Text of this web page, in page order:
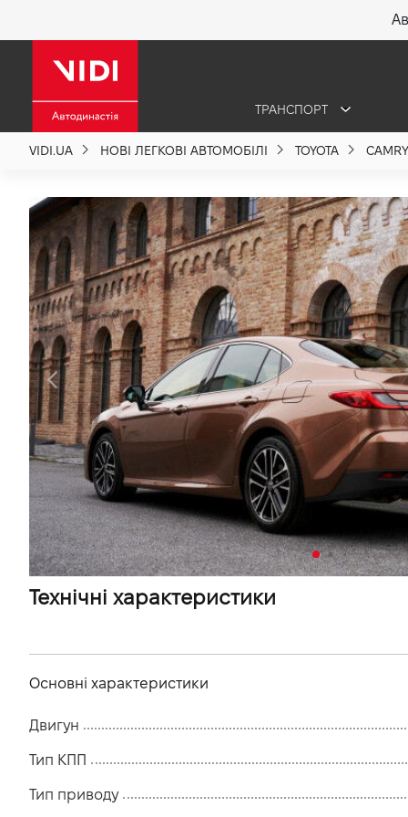
ТРАНСПОРТ
VIDI.UA НОВІ ЛЕГКОВІ АВТОМОБІЛІ TOYOTA CAMRY
Технічні характеристики
Основні характеристики
Двигун
Тип КПП
Тип приводу
Про компанію
Новини
Політика якості
Вакансії
VIDI Кар'єра
Контакти
Підпишись на наш канал та слідкуй за
акціями, послугами та новинками